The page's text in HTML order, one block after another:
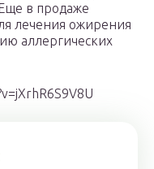
в продаже
лечения ожирения
аллергических